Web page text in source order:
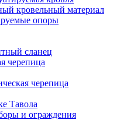
кровельный материал
опоры
сланец
черепица
черепица
Тавола
и ограждения